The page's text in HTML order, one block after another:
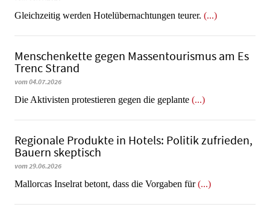
Gleichzeitig werden Hotelübernachtungen teurer. (...)
Menschenkette gegen Massentourismus am Es
Trenc Strand
vom 04.07.2026
Die Aktivisten protestieren gegen die geplante (...)
Regionale Produkte in Hotels: Politik zufrieden,
Bauern skeptisch
vom 29.06.2026
Mallorcas Inselrat betont, dass die Vorgaben für(...)